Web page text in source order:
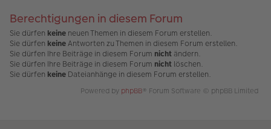
Berechtigungen in diesem Forum
Sie dürfen keine neuen Themen in diesem Forum erstellen.
Sie dürfen keineAntworten zu Themen in diesem Forum erstellen.
Sie dürfen Ihre Beiträge in diesem Forum nicht ändern.
Sie dürfen Ihre Beiträge in diesem Forum nicht löschen.
Sie dürfen keine Dateianhänge in diesem Forum erstellen.
Powered by phpBB® Forum Software © phpBB Limited